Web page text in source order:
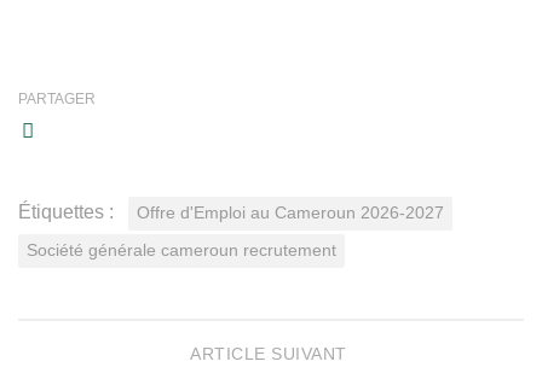
PARTAGER
Étiquettes : Offre d'Emploi au Cameroun 2026-2027
Société générale cameroun recrutement
ARTICLE SUIVANT